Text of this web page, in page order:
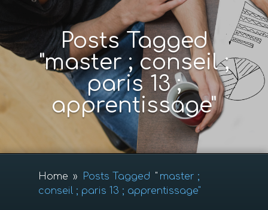
Posts Tagged
"master ; conseil ;
paris 13 ;
apprentissage"
Home » Posts Tagged " master ;
conseil ; paris 13 ; apprentissage"